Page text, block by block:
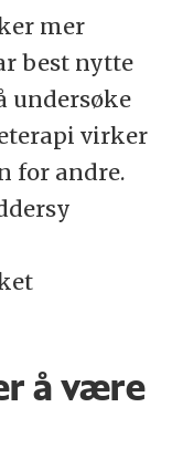
mer
best nytte
undersøke
virker
for andre.
å være